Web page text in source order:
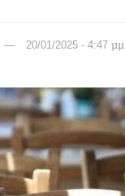
20/01/2025 - 4:47 μμ